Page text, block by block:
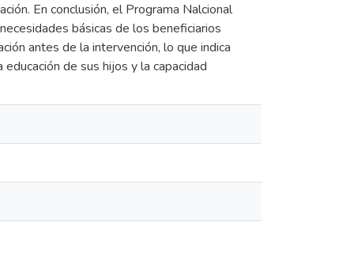
En conclusión, el Programa Nalcional
básicas de los beneficiarios
antes de la intervención, lo que indica
de sus hijos y la capacidad